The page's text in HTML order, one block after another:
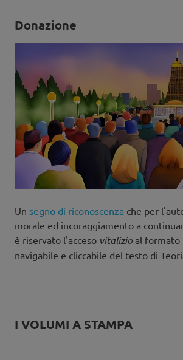
Donazione
Un segno di riconoscenza che per
morale ed incoraggiamento a
è riservato l'acceso vitalizio al formato
navigabile e cliccabile del testo di
I VOLUMI A STAMPA